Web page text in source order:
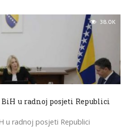
38.0K
u radnoj posjeti Republici
u radnoj posjeti Republici